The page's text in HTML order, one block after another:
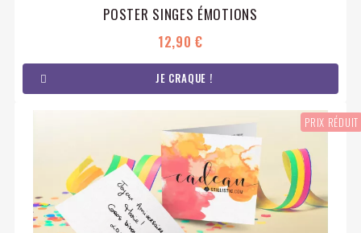
POSTER SINGES ÉMOTIONS
12,90 €
JE CRAQUE !
PRIX RÉDUIT